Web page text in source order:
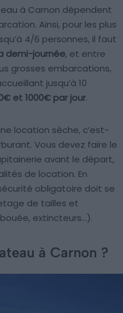
à Carnon dépendent
Ainsi, pour les plus
4/6 personnes, il faut
demi-journée, et entre
grosses embarcations,
jusqu’à 10
et 1000€ par jour.
location sèche, c’est-
Vous devez faire le
avant le départ,
de location. En
obligatoire doit se
de tailles et
extincteurs…).
à Carnon ?